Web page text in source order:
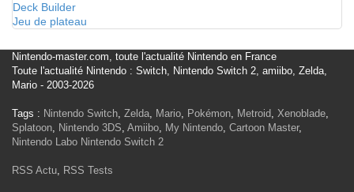
Deck Builder
Jeu de plateau
Nintendo-master.com, toute l'actualité Nintendo en France
Toute l'actualité Nintendo : Switch, Nintendo Switch 2, amiibo, Zelda,
Mario - 2003-2026
Tags : Nintendo Switch, Zelda, Mario, Pokémon, Metroid, Xenoblade,
Splatoon, Nintendo 3DS, Amiibo, My Nintendo, Cartoon Master,
Nintendo Labo Nintendo Switch 2
RSS Actu, RSS Tests